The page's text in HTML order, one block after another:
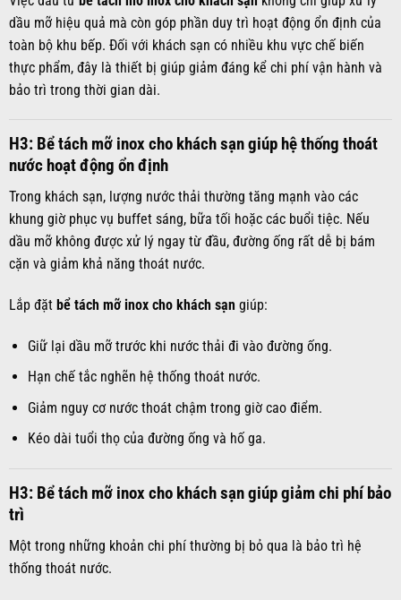
dầu mỡ hiệu quả mà còn góp phần duy trì hoạt động ổn định của
toàn bộ khu bếp. Đối với khách sạn có nhiều khu vực chế biến
thực phẩm, đây là thiết bị giúp giảm đáng kể chi phí vận hành và
bảo trì trong thời gian dài.
H3: Bể tách mỡ inox cho khách sạn giúp hệ thống thoát
nước hoạt động ổn định
Trong khách sạn, lượng nước thải thường tăng mạnh vào các
khung giờ phục vụ buffet sáng, bữa tối hoặc các buổi tiệc. Nếu
dầu mỡ không được xử lý ngay từ đầu, đường ống rất dễ bị bám
cặn và giảm khả năng thoát nước.
Lắp đặt bể tách mỡ inox cho khách sạn giúp:
Giữ lại dầu mỡ trước khi nước thải đi vào đường ống.
Hạn chế tắc nghẽn hệ thống thoát nước.
Giảm nguy cơ nước thoát chậm trong giờ cao điểm.
Kéo dài tuổi thọ của đường ống và hố ga.
H3: Bể tách mỡ inox cho khách sạn giúp giảm chi phí bảo
trì
Một trong những khoản chi phí thường bị bỏ qua là bảo trì hệ
thống thoát nước.